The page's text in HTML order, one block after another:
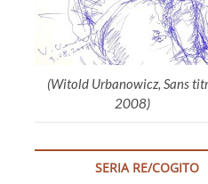
(Witold Urbanowicz, Sans
2008)
SERIA RE/COGITO